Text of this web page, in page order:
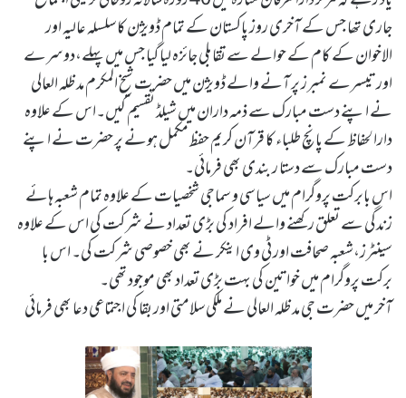
جاری تھا جس کے آخری روز پاکستان کے تمام ڈویژن کا سلسلہ عالیہ اور
الاخوان کے کام کے حوالے سے تقابلی جائزہ لیا گیا جس میں پہلے،دوسرے
اور تیسرے نمبرز پر آنے والے ڈویژن میں حضرت شیخ المکرم مد ظلہ العالی
نے اپنے دست مبارک سے ذمہ داران میں شیلڈ تقسیم کیں۔اس کے علاوہ
دارالحفاظ کے پانچ طلباء کا قرآن کریم حفظ مکمل ہونے پر حضرت نے اپنے
دست مبارک سے دستا ر بندی بھی فرمائی۔
اس بابرکت پروگرام میں سیاسی و سماجی شخصیات کے علاوہ تمام شعبہ ہائے
زندگی سے تعلق رکھنے والے افراد کی بڑی تعداد نے شرکت کی اس کے علاوہ
سینٹرز،شعبہ صحافت اور ٹی وی اینکر نے بھی خصوصی شرکت کی۔ اس با
برکت پروگرام میں خواتین کی بہت بڑی تعداد بھی موجود تھی۔
آخر میں حضرت جی مد ظلہ العالی نے ملکی سلامتی اور بقا کی اجتماعی دعا بھی فرمائی